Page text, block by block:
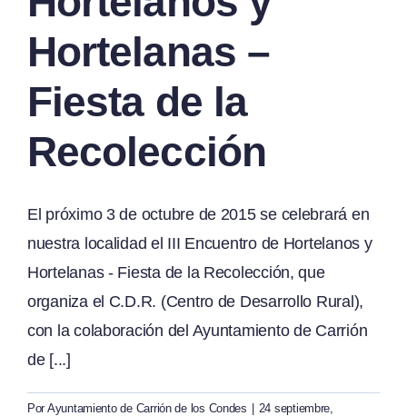
Hortelanas –
Fiesta de la
Recolección
El próximo 3 de octubre de 2015 se celebrará en
nuestra localidad el III Encuentro de Hortelanos y
Hortelanas - Fiesta de la Recolección, que
organiza el C.D.R. (Centro de Desarrollo Rural),
con la colaboración del Ayuntamiento de Carrión
de [...]
Por Ayuntamiento de Carrión de los Condes
24 septiembre,